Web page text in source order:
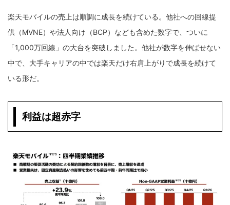
楽天モバイルの売上は順調に成長を続けている。他社への回線提
供（MVNE）や法人向け（BCP）なども含めた数字で、ついに
「1,000万回線」の大台を突破しました。他社が数字を伸ばせない
中で、大手キャリアの中では楽天だけ右肩上がりで成長を続けて
いる形だ。
利益は超赤字